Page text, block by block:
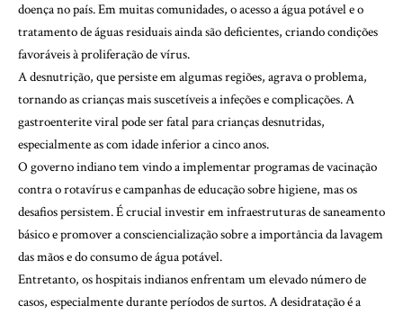
doença no país. Em muitas comunidades, o acesso a água potável e o
tratamento de águas residuais ainda são deficientes, criando condições
favoráveis à proliferação de vírus.
A desnutrição, que persiste em algumas regiões, agrava o problema,
tornando as crianças mais suscetíveis a infeções e complicações. A
gastroenterite viral pode ser fatal para crianças desnutridas,
especialmente as com idade inferior a cinco anos.
O governo indiano tem vindo a implementar programas de vacinação
contra o rotavírus e campanhas de educação sobre higiene, mas os
desafios persistem. É crucial investir em infraestruturas de saneamento
básico e promover a consciencialização sobre a importância da lavagem
das mãos e do consumo de água potável.
Entretanto, os hospitais indianos enfrentam um elevado número de
casos, especialmente durante períodos de surtos. A desidratação é a